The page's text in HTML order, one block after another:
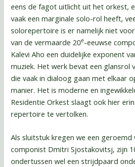
eens de fagot uitlicht uit het orkest,
vaak een marginale solo-rol heeft,
solorepertoire is er namelijk niet
van de vermaarde 20e-eeuwse
Kalevi Aho een duidelijke exponent
muziek. Het werk bevat een
die vaak in dialoog gaan met elkaar
manier. Het is moderne en
Residentie Orkest slaagt ook hier
repertoire te vertolken.
Als sluitstuk kregen we een geroemd
componist Dmitri Sjostakovitsj, zijn
ondertussen wel een strijdpaard